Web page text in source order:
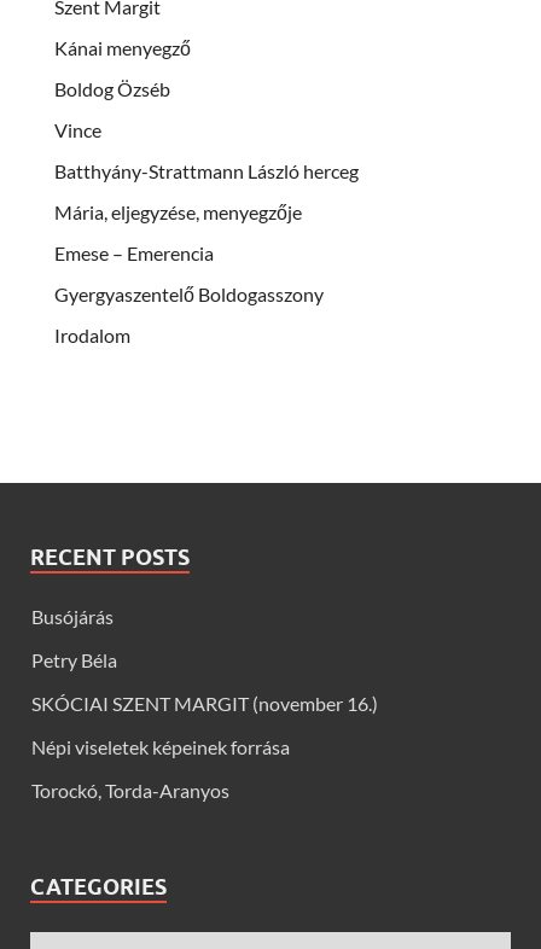
Szent Margit
Kánai menyegző
Boldog Özséb
Vince
Batthyány-Strattmann László herceg
Mária, eljegyzése, menyegzője
Emese – Emerencia
Gyergyaszentelő Boldogasszony
Irodalom
RECENT POSTS
Busójárás
Petry Béla
SKÓCIAI SZENT MARGIT (november 16.)
Népi viseletek képeinek forrása
Torockó, Torda-Aranyos
CATEGORIES